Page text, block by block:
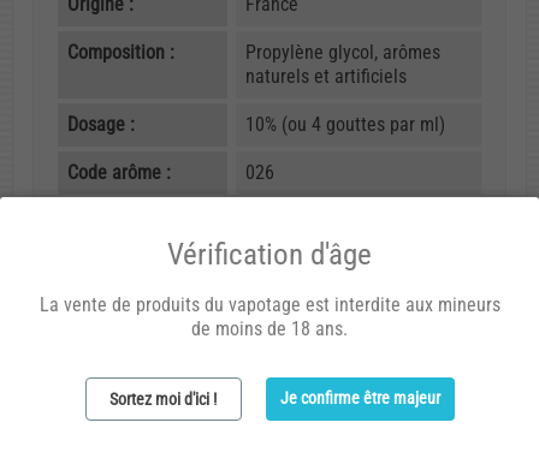
Composition :
Propylène glycol, arômes
naturels et artificiels
Dosage : 10% (ou 4 gouttes par ml)
Code arôme : 026
Avis (1)
26/12/2015 17:56
Vérification d'âge
La vente de produits du vapotage est interdite aux mineurs
de moins de 18 ans.
Sortez moi d'ici ! Je confirme être majeur